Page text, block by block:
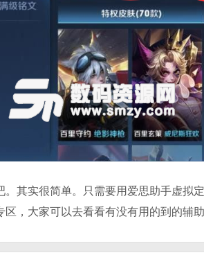
。其实很简单。只需要用爱思助手虚拟
区，大家可以去看看有没有用的到的辅助